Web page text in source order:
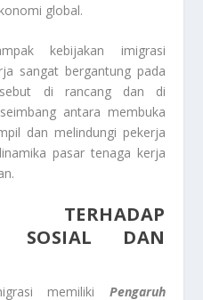
global.
kebijakan imigrasi
sangat bergantung pada
di rancang dan di
antara membuka
dan melindungi pekerja
pasar tenaga kerja
TERHADAP
SOSIAL DAN
memiliki Pengaruh